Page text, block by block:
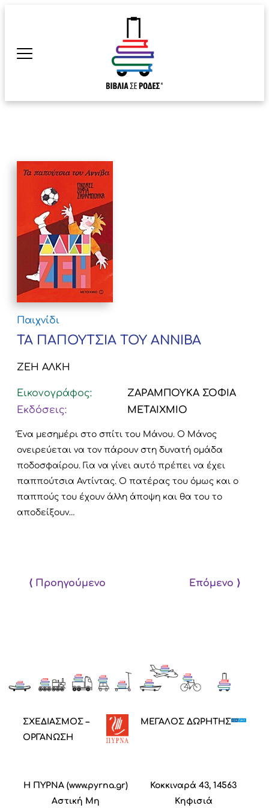
Παιχνίδι
ΤΑ ΠΑΠΟΥΤΣΙΑ ΤΟΥ ΑΝΝΙΒΑ
ΖΕΗ ΑΛΚΗ
Εικονογράφος:
ΖΑΡΑΜΠΟΥΚΑ ΣΟΦΙΑ
Εκδόσεις:
ΜΕΤΑΙΧΜΙΟ
Ένα μεσημέρι στο σπίτι του Μάνου. Ο Μάνος
ονειρεύεται να τον πάρουν στη δυνατή ομάδα
ποδοσφαίρου. Για να γίνει αυτό πρέπει να έχει
παππούτσια Αντίντας. Ο πατέρας του όμως και ο
παππούς του έχουν άλλη άποψη και θα του το
αποδείξουν…
⟨ Προηγούμενο Επόμενο ⟩
Η ΠΥΡΝΑ (www.pyrna.gr)
Αστική Mη
Κοκκιναρά 43, 14563
Κηφισιά
ΣΧΕΔΙΑΣΜΟΣ –
ΟΡΓΑΝΩΣΗ
ΜΕΓΑΛΟΣ ΔΩΡΗΤΗΣ